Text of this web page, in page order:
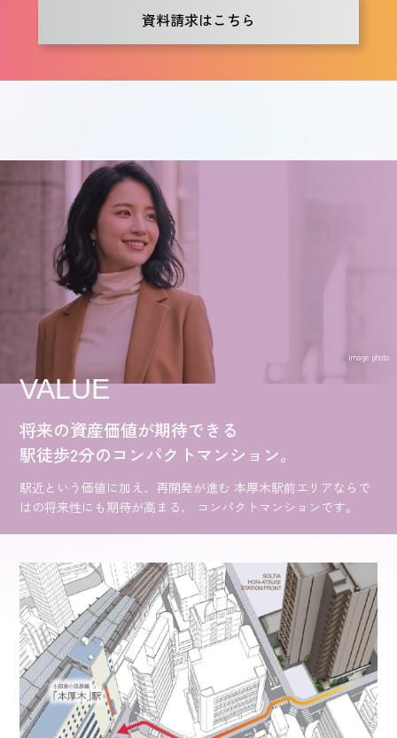
資料請求はこちら
VALUE
将来の資産価値が期待できる
駅徒歩2分のコンパクトマンション。
駅近という価値に加え、再開発が進む 本厚木駅前エリアならで
はの将来性にも期待が高まる、
コンパクトマンションです。
image photo